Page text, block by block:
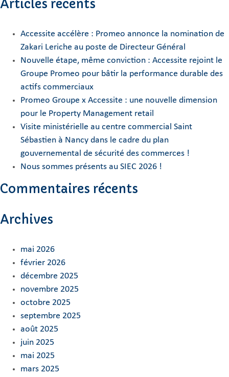
Articles récents
Accessite accélère : Promeo annonce la nomination de
Zakari Leriche au poste de Directeur Général
Nouvelle étape, même conviction : Accessite rejoint le
Groupe Promeo pour bâtir la performance durable des
actifs commerciaux
Promeo Groupe x Accessite : une nouvelle dimension
pour le Property Management retail
Visite ministérielle au centre commercial Saint
Sébastien à Nancy dans le cadre du plan
gouvernemental de sécurité des commerces !
Nous sommes présents au SIEC 2026 !
Commentaires récents
Archives
mai 2026
février 2026
décembre 2025
novembre 2025
octobre 2025
septembre 2025
août 2025
juin 2025
mai 2025
mars 2025